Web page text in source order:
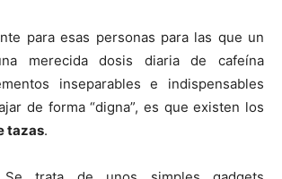
para esas personas para las que un
merecida dosis diaria de cafeína
inseparables e indispensables
de forma “digna”, es que existen los
tazas.